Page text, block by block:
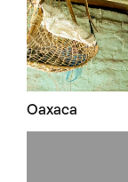
Oaxaca